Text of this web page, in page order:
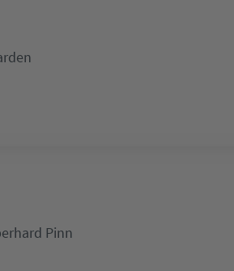
Pinn